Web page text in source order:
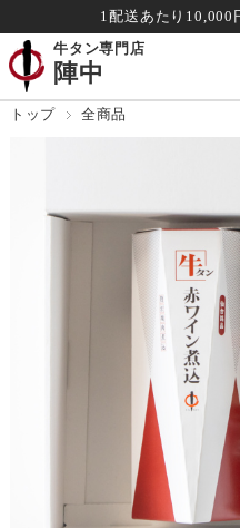
1配送あたり10,000
牛タン専門店
陣中
トップ 全商品